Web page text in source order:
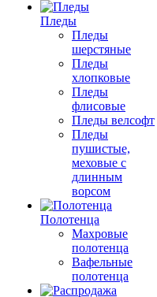
Пледы
Пледы
шерстяные
Пледы
хлопковые
Пледы
флисовые
Пледы велсофт
Пледы
пушистые,
меховые с
длинным
ворсом
Полотенца
Махровые
полотенца
Вафельные
полотенца